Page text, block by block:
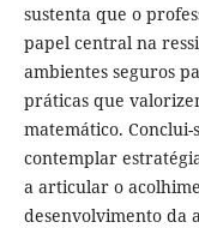
sustenta que o
papel central na
ambientes seguros
práticas que
matemático.
contemplar
a articular o
desenvolvimento da